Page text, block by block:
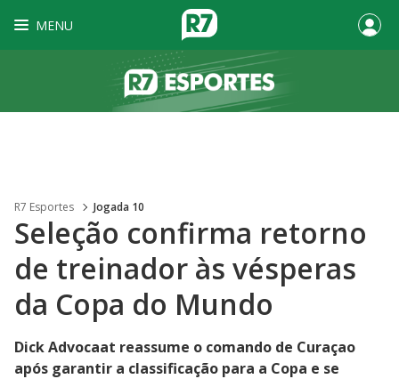
MENU
R7 Esportes Jogada 10
Seleção confirma retorno
de treinador às vésperas
da Copa do Mundo
Dick Advocaat reassume o comando de Curaçao
após garantir a classificação para a Copa e se